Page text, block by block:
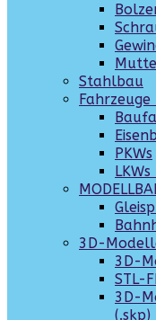
Stahlbau
Fahrzeuge
PKWs
3D-
3D-
STL-
3D-
(.skp)